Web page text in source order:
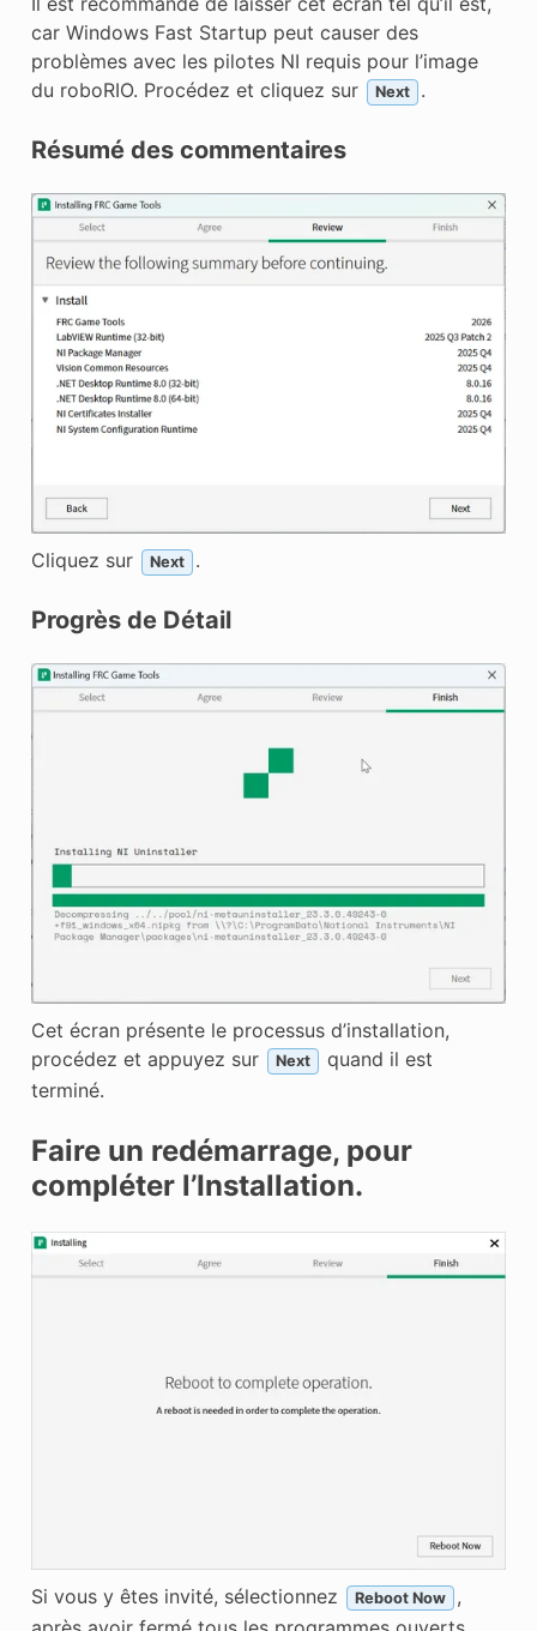
car Windows Fast Startup peut causer des
problèmes avec les pilotes NI requis pour l’image
du roboRIO. Procédez et cliquez sur
Next .
Résumé des commentaires
Cliquez sur Next .
Progrès de Détail
Cet écran présente le processus d’installation,
procédez et appuyez sur
Next
quand il est
terminé.
Faire un redémarrage, pour
compléter l’Installation.
Si vous y êtes invité, sélectionnez Reboot Now
,